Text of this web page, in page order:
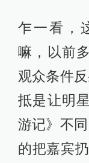
乍一看，
嘛，以前
观众条件
抵是让明
游记》不
的把嘉宾